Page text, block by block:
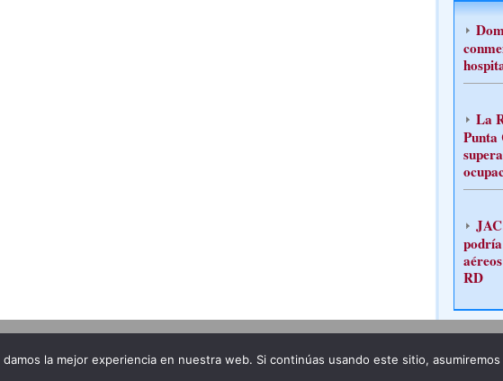
La
Punta
RD
la mejor experiencia en nuestra web. Si continúas usando este sitio,